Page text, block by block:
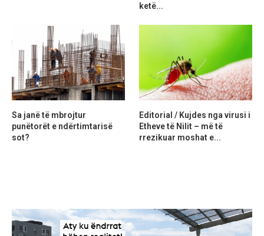
ketë...
Sa janë të mbrojtur
punëtorët e ndërtimtarisë
sot?
Editorial / Kujdes nga virusi i
Etheve të Nilit – më të
rrezikuar moshat e...